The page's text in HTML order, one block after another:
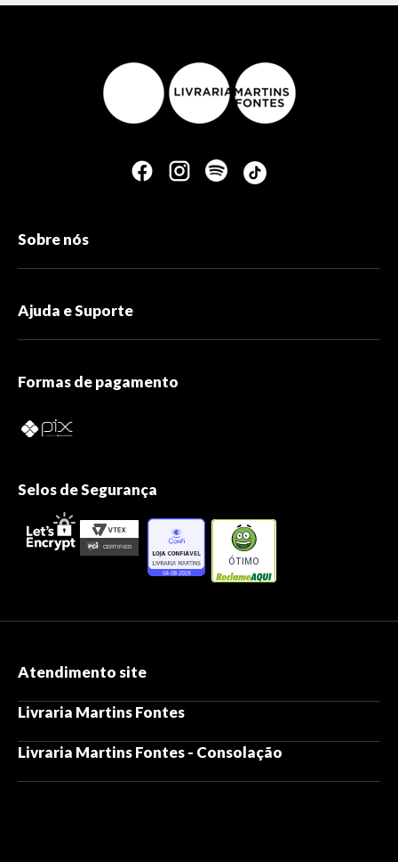
Sobre nós
Ajuda e Suporte
Formas de pagamento
Selos de Segurança
ÓTIMO
Atendimento site
Livraria Martins Fontes
Livraria Martins Fontes - Consolação